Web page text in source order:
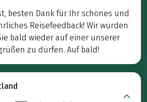
besten Dank für Ihr schönes und
Reisefeedback! Wir würden
bald wieder auf einer unserer
zu dürfen. Auf bald!